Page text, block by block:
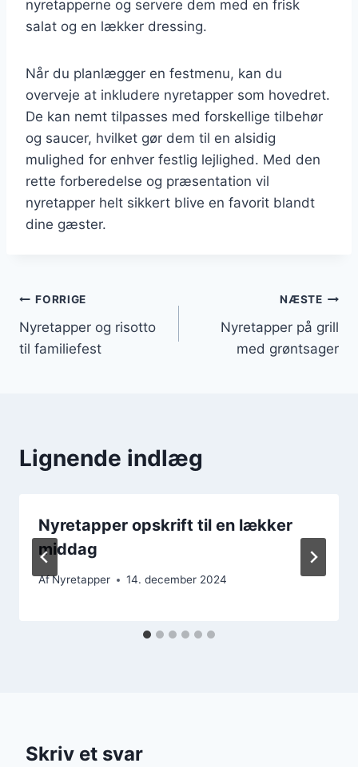
nyretapperne og servere dem med en frisk
salat og en lækker dressing.
Når du planlægger en festmenu, kan du
overveje at inkludere nyretapper som hovedret.
De kan nemt tilpasses med forskellige tilbehør
og saucer, hvilket gør dem til en alsidig
mulighed for enhver festlig lejlighed. Med den
rette forberedelse og præsentation vil
nyretapper helt sikkert blive en favorit blandt
dine gæster.
Indlægsnavigation
FORRIGE
Nyretapper og risotto
til familiefest
NÆSTE
Nyretapper på grill
med grøntsager
Lignende indlæg
Nyretapper opskrift til en lækker
middag
AfNyretapper 14. december 2024
Skriv et svar